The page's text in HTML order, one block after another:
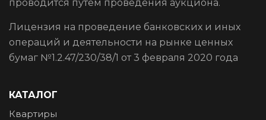
проводится путем проведения аукциона.
Лицензия на проведение банковских и иных
операций и деятельности на рынке ценных
бумаг №1.2.47/230/38/1 от 3 февраля 2020 года
КАТАЛОГ
Квартиры